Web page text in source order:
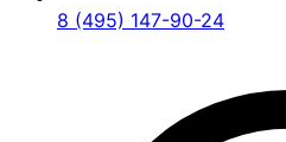
8 (495) 147-90-24